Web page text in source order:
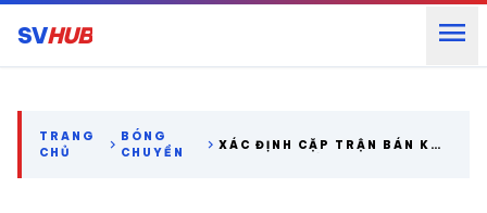
SVHUB menu
TRANG
CHỦ
chevron_right BÓNG
CHUYỀN
chevron_right XÁC ĐỊNH CẶP TRẬN BÁN KẾT